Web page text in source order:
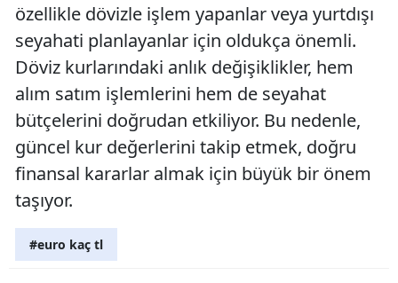
özellikle dövizle işlem yapanlar veya yurtdışı
seyahati planlayanlar için oldukça önemli.
Döviz kurlarındaki anlık değişiklikler, hem
alım satım işlemlerini hem de seyahat
bütçelerini doğrudan etkiliyor. Bu nedenle,
güncel kur değerlerini takip etmek, doğru
finansal kararlar almak için büyük bir önem
taşıyor.
#euro kaç tl